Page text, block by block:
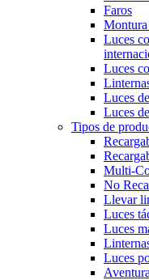
Faros
Montura
Luces
Luces
Luces
Luces
Tipos de
Multi-
No
Llevar
Luces
Luces
Luces